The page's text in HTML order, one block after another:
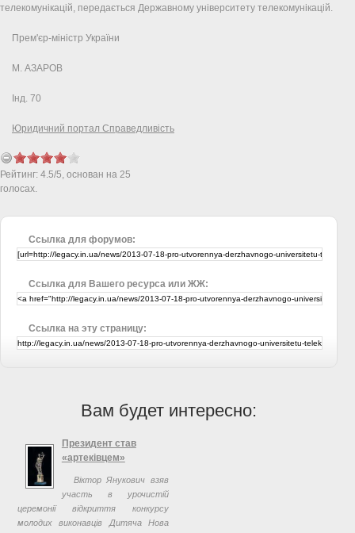
телекомунікацій, передається Державному університету телекомунікацій.
Прем'єр-міністр України
М. АЗАРОВ
Інд. 70
Юридичний портал Справедливість
Рейтинг: 4.5/5, основан на 25
голосах.
Ссылка для форумов:
Ссылка для Вашего ресурса или ЖЖ:
Ссылка на эту страницу:
Вам будет интересно:
Президент став
«артеківцем»
Віктор Янукович взяв
участь в урочистій
церемонії відкриття конкурсу
молодих виконавців Дитяча Нова